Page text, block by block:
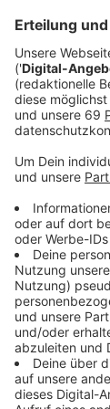
Moss Kena
ClockClock
Show in
immer nur
plant aber
Tour durch
vermutlich
besser
deutsch.
"Firework",
Machine
Anzeige